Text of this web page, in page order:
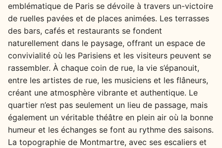
emblématique de Paris se dévoile à travers un-victoire
de ruelles pavées et de places animées. Les terrasses
des bars, cafés et restaurants se fondent
naturellement dans le paysage, offrant un espace de
convivialité où les Parisiens et les visiteurs peuvent se
rassembler. À chaque coin de rue, la vie s’épanouit,
entre les artistes de rue, les musiciens et les flâneurs,
créant une atmosphère vibrante et authentique. Le
quartier n’est pas seulement un lieu de passage, mais
également un véritable théâtre en plein air où la bonne
humeur et les échanges se font au rythme des saisons.
La topographie de Montmartre, avec ses escaliers et